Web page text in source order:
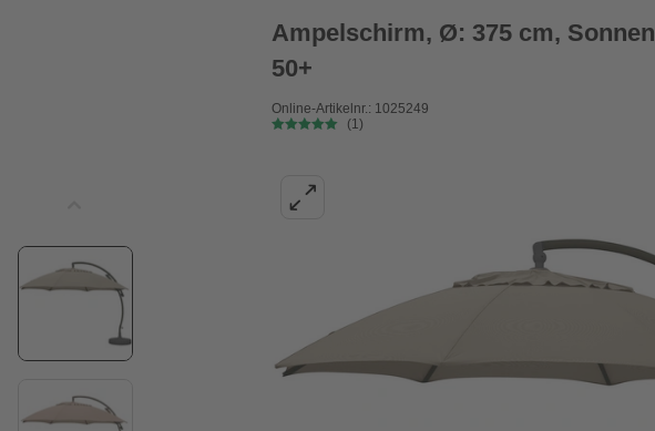
Ampelschirm, Ø: 375 cm,
50+
Online-Artikelnr.: 1025249
(1)